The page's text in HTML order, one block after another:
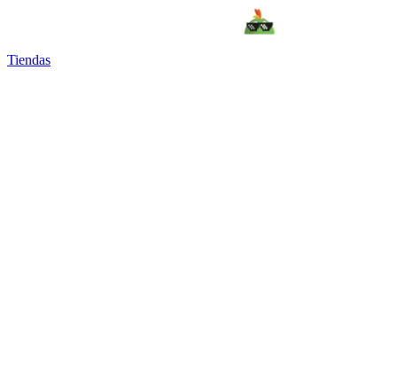
Tiendas